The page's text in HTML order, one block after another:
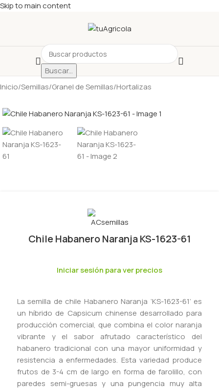
Skip to main content
Buscar...
Inicio/Semillas/Granel de Semillas/Hortalizas
Chile Habanero Naranja KS-1623-61
Iniciar sesión para ver precios
La semilla de chile Habanero Naranja ‘KS-1623-61’ es
un híbrido de Capsicum chinense desarrollado para
producción comercial, que combina el color naranja
vibrante y el sabor afrutado característico del
habanero tradicional con una mayor uniformidad y
resistencia a enfermedades. Esta variedad produce
frutos de 3-4 cm de largo en forma de farolillo, con
paredes semi-gruesas y una pungencia muy alta